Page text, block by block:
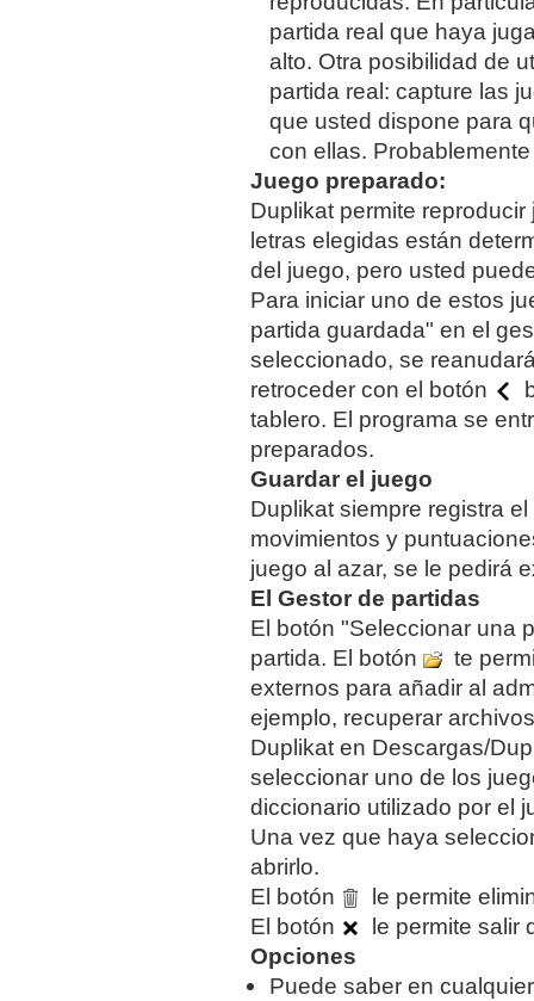
partida real que haya
alto. Otra posibilidad de
partida real: capture las
que usted dispone para
con ellas.
Juego preparado:
Duplikat permite
letras elegidas están
del juego, pero usted
Para iniciar uno de estos
partida guardada" en el
seleccionado, se
retroceder con el botón
tablero. El programa se
preparados.
Guardar el juego
Duplikat siempre registra
movimientos y
juego al azar, se le pedirá
El Gestor de partidas
El botón "Seleccionar una
partida. El botón
te
externos para añadir al
ejemplo, recuperar
Duplikat en Descargas/
seleccionar uno de los
diccionario utilizado por el
Una vez que haya
abrirlo.
El botón
le permite
El botón
le permite salir
Opciones
Puede saber en